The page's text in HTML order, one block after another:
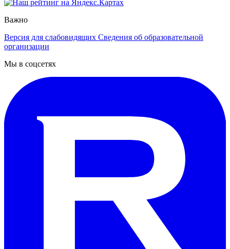
Важно
Версия для слабовидящих Сведения об образовательной
организации
Мы в соцсетях